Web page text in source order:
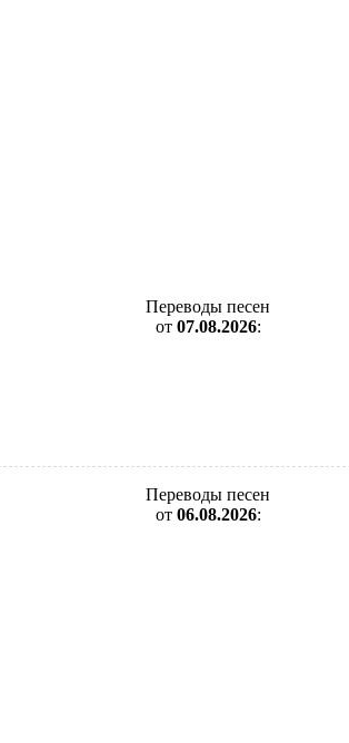
Переводы песен
от 07.08.2026:
Переводы песен
от 06.08.2026: